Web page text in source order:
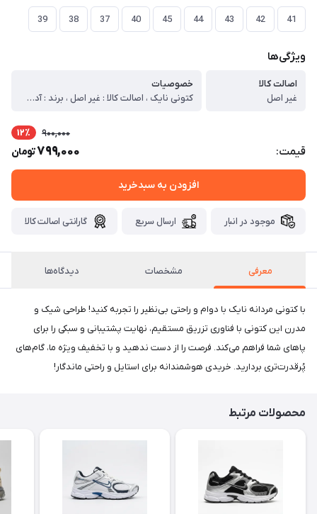
41
42
43
44
45
40
37
38
39
ویژگی‌ها
اصالت کالا
غیر اصل
خصوصیات
کتونی نایک ، اصالت کالا : غیر اصل ، برند : آدیداس ، نوع کالا : ( اسپرت – استفاده روزمره – پیاده روی – ورزشی ) ، مدل کالا : بندی ، رنگ : مشکی سفید ، دوخت : چسب پرس مقاوم ، جنس زیره : پی یو ، جنس رویه : تور + اشبالت + ورنی ، نوع کفی : معمولی ، کشور تولید کننده : ایران ، وزن خالص کالا : 570 ، توضیحات اجمالی کالا : ، قالب کتونی استاندارد میباشد و مناسب با فرم پای ایرانی ساخته شده است . ، (برای شستشو محصول بهتر است از شامپو و اَبر استفاده شود.هنگام استفاده از ماشین لباسشویی از پودر آنزیم دار استفاده نشود)
قیمت:
900,000 12٪
799,000تومان
افزودن به سبدخرید
موجود در انبار ارسال سریع گارانتی اصالت کالا
معرفی مشخصات دیدگاه‌ها
با کتونی مردانه نایک با دوام و راحتی بی‌نظیر را تجربه کنید! طراحی شیک و
مدرن این کتونی با فناوری تزریق مستقیم، نهایت پشتیبانی و سبکی را برای
پاهای شما فراهم می‌کند. فرصت را از دست ندهید و با تخفیف ویژه ما، گام‌های
پُرقدرت‌تری بردارید. خریدی هوشمندانه برای استایل و راحتی ماندگار!
محصولات مرتبط